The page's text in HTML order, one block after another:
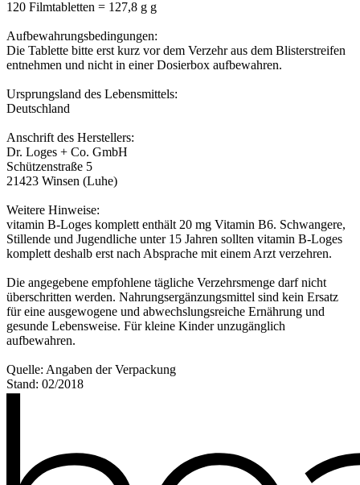
120 Filmtabletten = 127,8 g g
Aufbewahrungsbedingungen:
Die Tablette bitte erst kurz vor dem Verzehr aus dem Blisterstreifen
entnehmen und nicht in einer Dosierbox aufbewahren.
Ursprungsland des Lebensmittels:
Deutschland
Anschrift des Herstellers:
Dr. Loges + Co. GmbH
Schützenstraße 5
21423 Winsen (Luhe)
Weitere Hinweise:
vitamin B-Loges komplett enthält 20 mg Vitamin B6. Schwangere,
Stillende und Jugendliche unter 15 Jahren sollten vitamin B-Loges
komplett deshalb erst nach Absprache mit einem Arzt verzehren.
Die angegebene empfohlene tägliche Verzehrsmenge darf nicht
überschritten werden. Nahrungsergänzungsmittel sind kein Ersatz
für eine ausgewogene und abwechslungsreiche Ernährung und
gesunde Lebensweise. Für kleine Kinder unzugänglich
aufbewahren.
Quelle: Angaben der Verpackung
Stand: 02/2018